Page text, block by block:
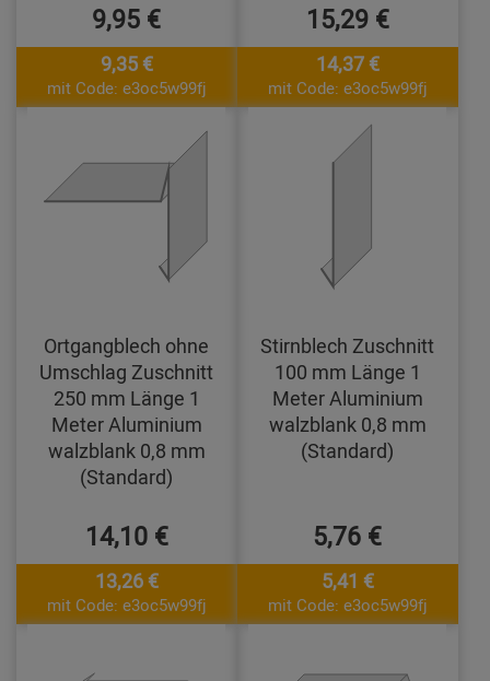
9,95 €
9,35 €
mit Code: e3oc5w99fj
15,29 €
14,37 €
mit Code: e3oc5w99fj
Ortgangblech ohne
Umschlag Zuschnitt
250 mm Länge 1
Meter Aluminium
walzblank 0,8 mm
(Standard)
14,10 €
13,26 €
mit Code: e3oc5w99fj
Stirnblech Zuschnitt
100 mm Länge 1
Meter Aluminium
walzblank 0,8 mm
(Standard)
5,76 €
5,41 €
mit Code: e3oc5w99fj